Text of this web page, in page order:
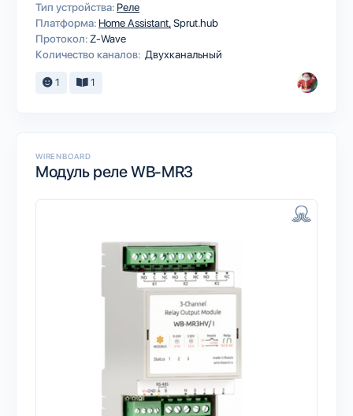
Тип устройства: Реле
Платформа: Home AssistantSprut.hub
Протокол: Z-Wave
Количество каналов: Двухканальный
1 1
WIRENBOARD
Модуль реле WB-MR3